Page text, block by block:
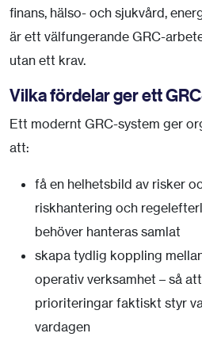
finans, hälso- och sjukvård,
är ett välfungerande GRC-
utan ett krav.
Vilka fördelar ger ett
Ett modernt GRC-system ger
att:
få en helhetsbild av risker
riskhantering och
behöver hanteras samlat
skapa tydlig koppling
operativ verksamhet – så
prioriteringar faktiskt styr
vardagen